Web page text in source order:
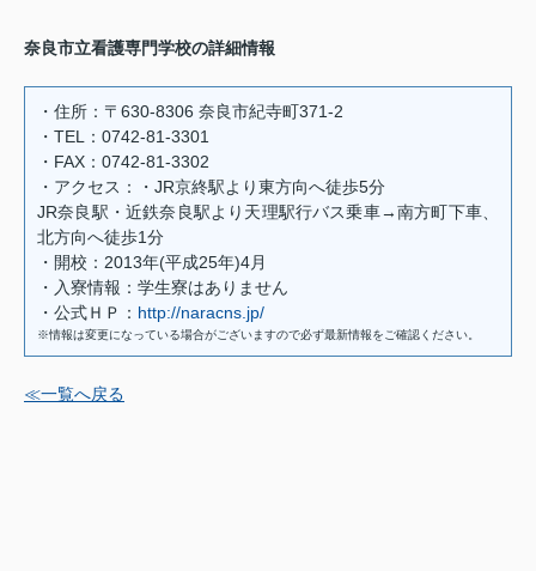
奈良市立看護専門学校の詳細情報
・住所：〒630-8306 奈良市紀寺町371-2
・TEL：0742-81-3301
・FAX：0742-81-3302
・アクセス：・JR京終駅より東方向へ徒歩5分
JR奈良駅・近鉄奈良駅より天理駅行バス乗車→南方町下車、
北方向へ徒歩1分
・開校：2013年(平成25年)4月
・入寮情報：学生寮はありません
・公式ＨＰ： http://naracns.jp/
※情報は変更になっている場合がございますので必ず最新情報をご確認ください。
≪一覧へ戻る